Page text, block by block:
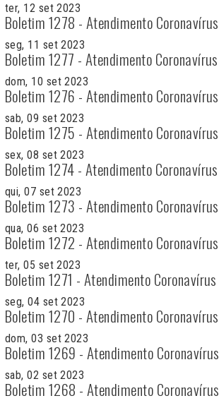
ter, 12 set 2023
Boletim 1278 - Atendimento Coronavírus
seg, 11 set 2023
Boletim 1277 - Atendimento Coronavírus
dom, 10 set 2023
Boletim 1276 - Atendimento Coronavírus
sab, 09 set 2023
Boletim 1275 - Atendimento Coronavírus
sex, 08 set 2023
Boletim 1274 - Atendimento Coronavírus
qui, 07 set 2023
Boletim 1273 - Atendimento Coronavírus
qua, 06 set 2023
Boletim 1272 - Atendimento Coronavírus
ter, 05 set 2023
Boletim 1271 - Atendimento Coronavírus
seg, 04 set 2023
Boletim 1270 - Atendimento Coronavírus
dom, 03 set 2023
Boletim 1269 - Atendimento Coronavírus
sab, 02 set 2023
Boletim 1268 - Atendimento Coronavírus